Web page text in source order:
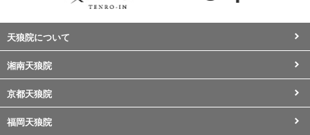
天狼院について
湘南天狼院
京都天狼院
福岡天狼院